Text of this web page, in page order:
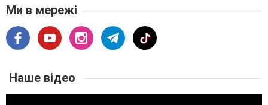
Ми в мережі
Наше відео